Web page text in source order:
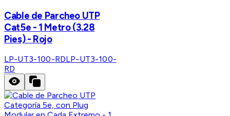
Cable de Parcheo UTP
Cat5e - 1 Metro (3.28
Pies) - Rojo
LP-UT3-100-RDLP-UT3-100-
RD